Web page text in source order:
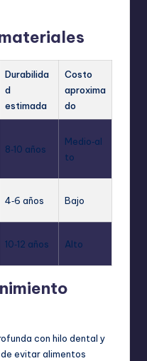
Durabilida
d
estimada
Costo
aproxima
do
8‑10 años
Medio‑al
to
4‑6 años Bajo
10‑12 años Alto
con hilo dental y
evitar alimentos